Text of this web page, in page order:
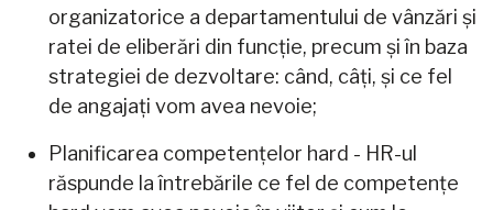
organizatorice a departamentului de vânzări și
ratei de eliberări din funcție, precum și în baza
strategiei de dezvoltare: când, câți, și ce fel
de angajați vom avea nevoie;
Planificarea competențelor hard - HR-ul
răspunde la întrebările ce fel de competențe